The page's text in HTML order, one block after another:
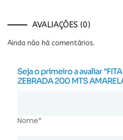
AVALIAÇÕES (0)
Ainda não há comentários.
Seja o primeiro a avaliar
ZEBRADA 200 MTS
Nome*